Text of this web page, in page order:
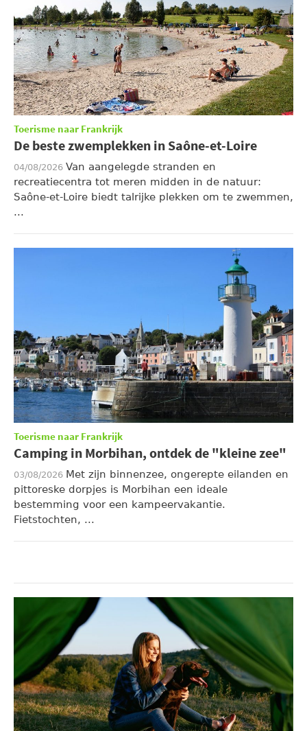
Toerisme naar Frankrijk
De beste zwemplekken in Saône-et-Loire
04/08/2026 Van aangelegde stranden en
recreatiecentra tot meren midden in de natuur:
Saône-et-Loire biedt talrijke plekken om te zwemmen,
...
Toerisme naar Frankrijk
Camping in Morbihan, ontdek de "kleine zee"
03/08/2026 Met zijn binnenzee, ongerepte eilanden en
pittoreske dorpjes is Morbihan een ideale
bestemming voor een kampeervakantie.
Fietstochten, ...